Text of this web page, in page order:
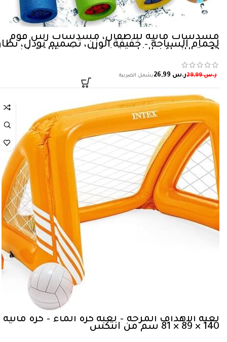
مسدسات مائية للأطفال، مسدسات رش فوم
لحمام السباحة – خفيفة الوزن، تصميم نودل،
12 متر للأماكن الخارجية في الصيف والشاطئ
وحمام السباحة والحفلات والحديقة والألعاب
المائية، هدية…
ر.س29,99 ر.س
لعبة الأهداف المرحة – لعبة كرة الماء – كرة مائية
140 × 89 × 81 سم من انتكس